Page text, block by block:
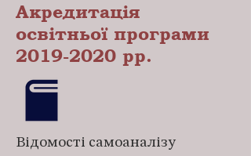
Акредитація
освітньої програми
2019-2020 рр.
Відомості самоаналізу